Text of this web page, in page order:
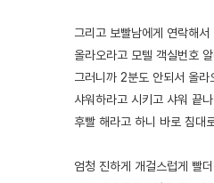
그리고 보빨남에게 연락해서
올라오라고 모텔 객실번호
그러니까 2분도 안되서 올라
샤워하라고 시키고 샤워 끝
후빨 해라고 하니 바로 침대
엄청 진하게 개걸스럽게 빨